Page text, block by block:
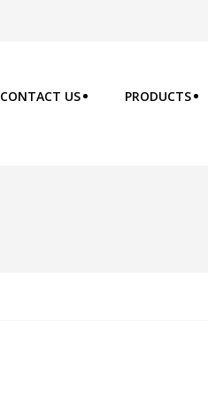
CONTACT US PRODUCTS